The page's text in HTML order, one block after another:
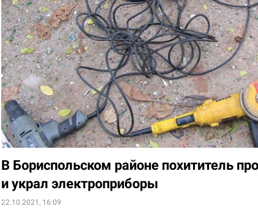
В Бориспольском районе похититель
и украл электроприборы
22.10.2021, 16:09